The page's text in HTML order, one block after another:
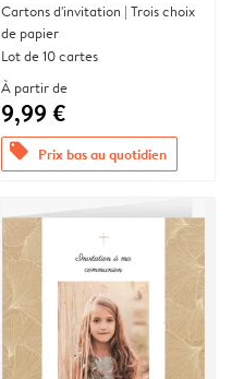
Cartons d'invitation | Trois choix
de papier
Lot de 10 cartes
À partir de
9,99 €
offers Prix bas au quotidien